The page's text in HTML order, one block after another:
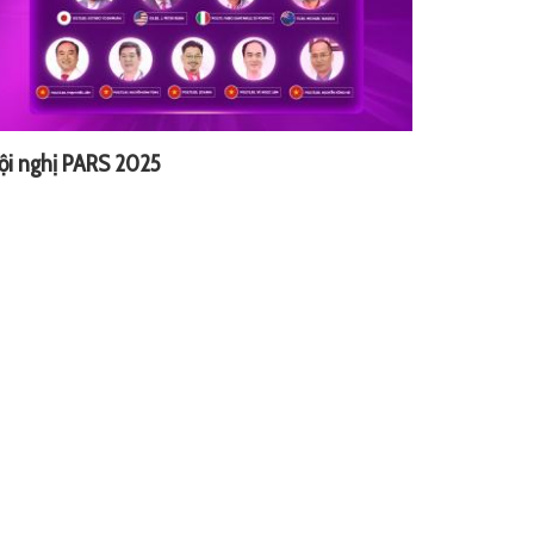
nghị PARS 2025